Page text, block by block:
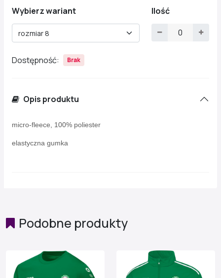
Wybierz wariant
rozmiar 8
Ilość
Dostępność: Brak
Opis produktu
micro-fleece, 100% poliester
elastyczna gumka
Podobne produkty